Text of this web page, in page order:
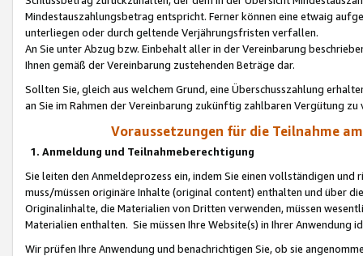
Mindestauszahlungsbetrag entspricht. Ferner können eine etwaig
unterliegen oder durch geltende Verjährungsfristen verfallen.
An Sie unter Abzug bzw. Einbehalt aller in der Vereinbarung
Ihnen gemäß der Vereinbarung zustehenden Beträge dar.
Sollten Sie, gleich aus welchem Grund, eine Überschusszahlung
an Sie im Rahmen der Vereinbarung zukünftig zahlbaren Vergütung zu
Voraussetzungen für die Teilnahme
1. Anmeldung und Teilnahmeberechtigung
Sie leiten den Anmeldeprozess ein, indem Sie einen vollständigen
muss/müssen originäre Inhalte (original content) enthalten und über
Originalinhalte, die Materialien von Dritten verwenden, müssen
Materialien enthalten. Sie müssen Ihre Website(s) in Ihrer Anwendung
Wir prüfen Ihre Anwendung und benachrichtigen Sie, ob sie